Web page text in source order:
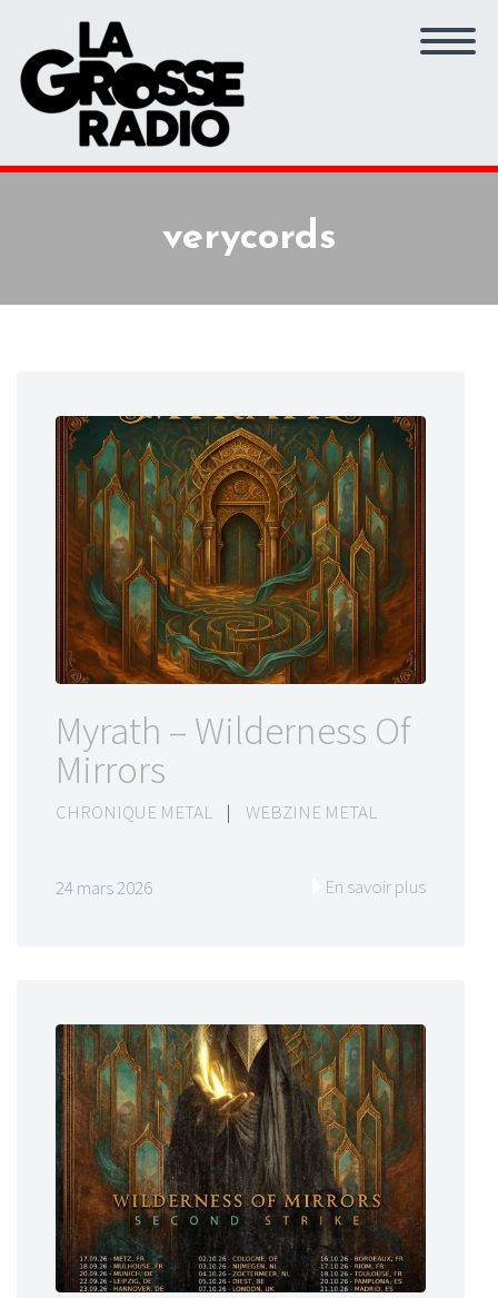
verycords
Myrath – Wilderness Of
Mirrors
CHRONIQUE METAL | WEBZINE METAL
24 mars 2026 En savoir plus